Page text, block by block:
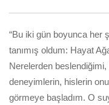
“Bu iki gün boyunca her
tanımış oldum: Hayat
Nerelerden
deneyimlerin, hislerin
görmeye başladım. O